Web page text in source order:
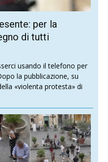
per la
di tutti
usando il telefono per
la pubblicazione, su
«violenta protesta» di